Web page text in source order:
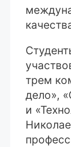
трем
дело»,
и